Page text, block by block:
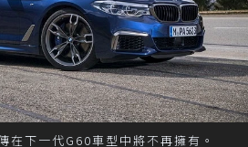
下一代G60車型中將不再擁有。